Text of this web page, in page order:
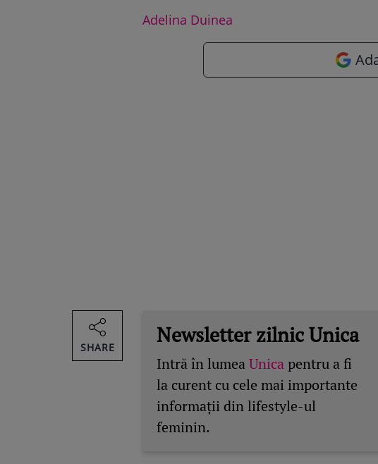
Adelina Duinea
Newsletter zilnic Unica
Intră în lumeaUnica pentru a fi
la curent cu cele mai importante
informații din lifestyle-ul
feminin.
SHARE